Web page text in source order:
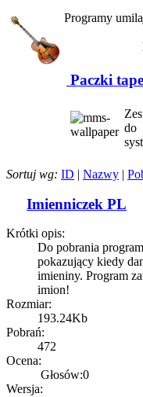
Programy
Paczki
do
Sortuj wg: ID | Nazwy |
Imienniczek PL
Krótki opis:
Do pobrania
pokazujący kiedy
imieniny. Program
imion!
Rozmiar:
193.24Kb
Pobrań:
472
Ocena:
Głosów:0
Wersja: